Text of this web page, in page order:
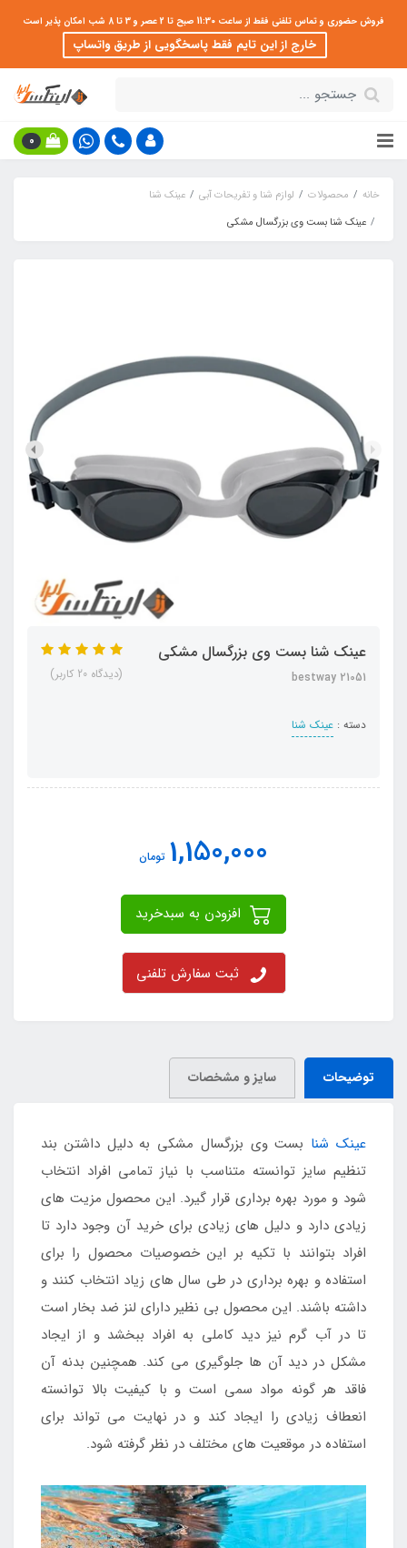
فروش حضوری و تماس تلفنی فقط از ساعت 11:30 صبح تا 2 عصر و 3 تا 8 شب امکان پذیر است
خارج از این تایم فقط پاسخگویی از طریق واتساپ
0
خانه محصولات لوازم شنا و تفریحات آبی
عینک شنا
عینک شنا بست وی بزرگسال مشکی
عینک شنا بست وی بزرگسال مشکی
bestway 21051
دسته : عینک شنا
(دیدگاه 20 کاربر)
1,150,000 تومان
ثبت سفارش تلفنی
توضیحات سایز و مشخصات
عینک شنا بست وی بزرگسال مشکی به دلیل داشتن بند
تنظیم سایز توانسته متناسب با نیاز تمامی افراد انتخاب
شود و مورد بهره برداری قرار گیرد. این محصول مزیت های
زیادی دارد و دلیل های زیادی برای خرید آن وجود دارد تا
افراد بتوانند با تکیه بر این خصوصیات محصول را برای
استفاده و بهره برداری در طی سال های زیاد انتخاب کنند و
داشته باشند. این محصول بی نظیر دارای لنز ضد بخار است
تا در آب گرم نیز دید کاملی به افراد ببخشد و از ایجاد
مشکل در دید آن ها جلوگیری می کند. همچنین بدنه آن
فاقد هر گونه مواد سمی است و با کیفیت بالا توانسته
انعطاف زیادی را ایجاد کند و در نهایت می تواند برای
استفاده در موقعیت های مختلف در نظر گرفته شود.